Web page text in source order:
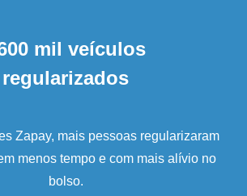
mil veículos
regularizados
Zapay, mais pessoas regularizaram
menos tempo e com mais alívio no
bolso.